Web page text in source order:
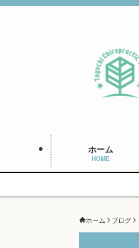
ホーム
HOME
ホーム ブログ